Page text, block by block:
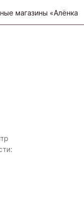
магазины «Алёнка»